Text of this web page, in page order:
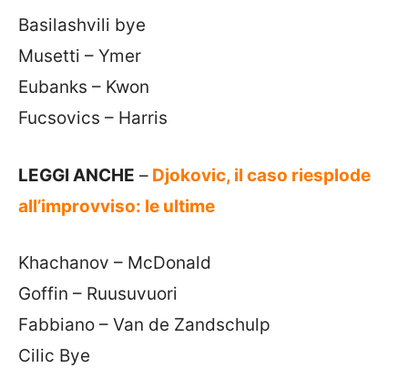
Basilashvili bye
Musetti – Ymer
Eubanks – Kwon
Fucsovics – Harris
LEGGI ANCHE – Djokovic, il caso riesplode
all’improvviso: le ultime
Khachanov – McDonald
Goffin – Ruusuvuori
Fabbiano – Van de Zandschulp
Cilic Bye